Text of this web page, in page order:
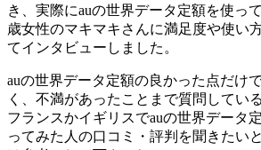
き、実際にauの世界データ定額を使っ
歳女性のマキマキさんに満足度や使い
てインタビューしました。
auの世界データ定額の良かった点だけ
く、不満があったことまで質問している
フランスかイギリスでauの世界データ
ってみた人の口コミ・評判を聞きたい